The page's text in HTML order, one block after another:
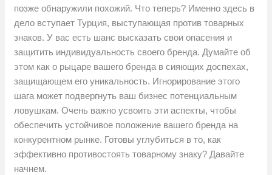
позже обнаружили похожий. Что теперь? Именно здесь в
дело вступает Турция, выступающая против товарных
знаков. У вас есть шанс высказать свои опасения и
защитить индивидуальность своего бренда. Думайте об
этом как о рыцаре вашего бренда в сияющих доспехах,
защищающем его уникальность. Игнорирование этого
шага может подвергнуть ваш бизнес потенциальным
ловушкам. Очень важно усвоить эти аспекты, чтобы
обеспечить устойчивое положение вашего бренда на
конкурентном рынке. Готовы углубиться в то, как
эффективно противостоять товарному знаку? Давайте
начнем.